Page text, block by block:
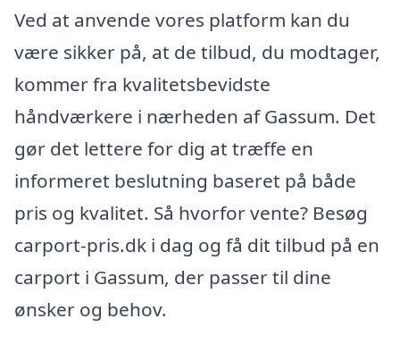
Ved at anvende vores platform kan du
være sikker på, at de tilbud, du modtager,
kommer fra kvalitetsbevidste
håndværkere i nærheden af Gassum. Det
gør det lettere for dig at træffe en
informeret beslutning baseret på både
pris og kvalitet. Så hvorfor vente? Besøg
carport-pris.dk i dag og få dit tilbud på en
carport i Gassum, der passer til dine
ønsker og behov.